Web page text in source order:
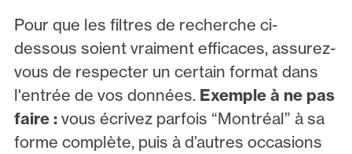
Pour que les filtres de recherche ci-
dessous soient vraiment efficaces, assurez-
vous de respecter un certain format dans
l'entrée de vos données. Exemple à ne pas
faire : vous écrivez parfois “Montréal” à sa
forme complète, puis à d’autres occasions